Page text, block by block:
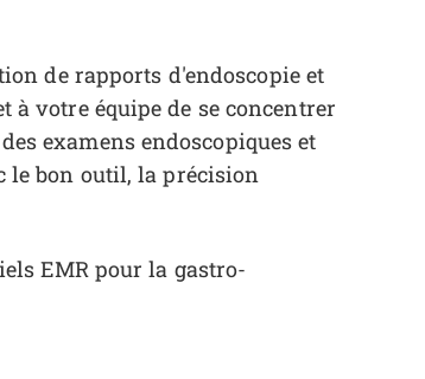
de rapports d'endoscopie et
à votre équipe de se concentrer
examens endoscopiques et
le bon outil, la précision
EMR pour la gastro-